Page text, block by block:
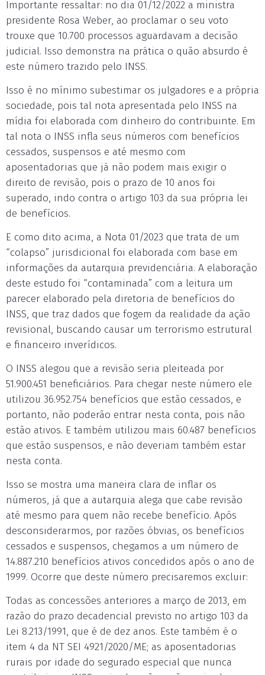
Importante ressaltar: no dia 01/12/2022 a ministra
presidente Rosa Weber, ao proclamar o seu voto
trouxe que 10.700 processos aguardavam a decisão
judicial. Isso demonstra na prática o quão absurdo é
este número trazido pelo INSS.
Isso é no mínimo subestimar os julgadores e a própria
sociedade, pois tal nota apresentada pelo INSS na
mídia foi elaborada com dinheiro do contribuinte. Em
tal nota o INSS infla seus números com benefícios
cessados, suspensos e até mesmo com
aposentadorias que já não podem mais exigir o
direito de revisão, pois o prazo de 10 anos foi
superado, indo contra o artigo 103 da sua própria lei
de benefícios.
E como dito acima, a Nota 01/2023 que trata de um
“colapso” jurisdicional foi elaborada com base em
informações da autarquia previdenciária. A elaboração
deste estudo foi “contaminada” com a leitura um
parecer elaborado pela diretoria de benefícios do
INSS, que traz dados que fogem da realidade da ação
revisional, buscando causar um terrorismo estrutural
e financeiro inverídicos.
O INSS alegou que a revisão seria pleiteada por
51.900.451 beneficiários. Para chegar neste número ele
utilizou 36.952.754 benefícios que estão cessados, e
portanto, não poderão entrar nesta conta, pois não
estão ativos. E também utilizou mais 60.487 benefícios
que estão suspensos, e não deveriam também estar
nesta conta.
Isso se mostra uma maneira clara de inflar os
números, já que a autarquia alega que cabe revisão
até mesmo para quem não recebe benefício. Após
desconsiderarmos, por razões óbvias, os benefícios
cessados e suspensos, chegamos a um número de
14.887.210 benefícios ativos concedidos após o ano de
1999. Ocorre que deste número precisaremos excluir:
Todas as concessões anteriores a março de 2013, em
razão do prazo decadencial previsto no artigo 103 da
Lei 8.213/1991, que é de dez anos. Este também é o
item 4 da NT SEI 4921/2020/ME; as aposentadorias
rurais por idade do segurado especial que nunca